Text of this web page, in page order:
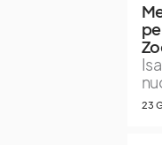
23